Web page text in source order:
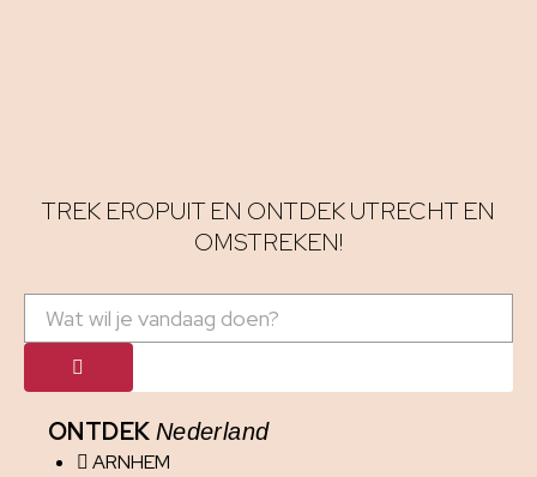
TREK EROPUIT EN ONTDEK UTRECHT EN
OMSTREKEN!
ONTDEK Nederland
ARNHEM